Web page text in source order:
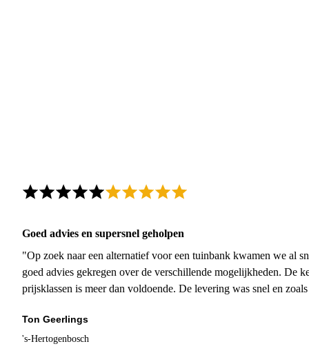
Goed advies en supersnel geholpen
"Op zoek naar een alternatief voor een tuinbank kwamen we al
goed advies gekregen over de verschillende mogelijkheden. De
prijsklassen is meer dan voldoende. De levering was snel en
Ton Geerlings
's-Hertogenbosch